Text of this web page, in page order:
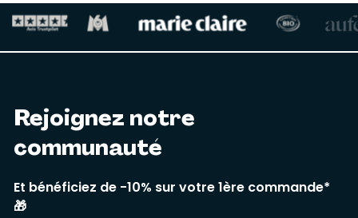
Rejoignez notre
communauté
Et bénéficiez de -10% sur votre 1ère commande*
🎁